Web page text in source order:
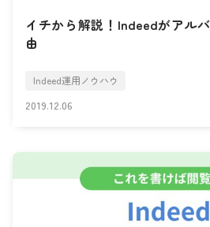
イチから解説！Indeedがアル
由
Indeed運用ノウハウ
2019.12.06